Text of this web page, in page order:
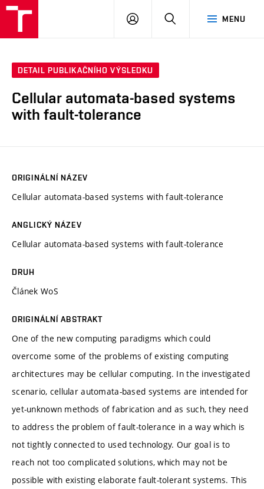
MENU
PŘIHLÁSIT
DETAIL PUBLIKAČNÍHO VÝSLEDKU
Cellular automata-based systems
with fault-tolerance
ORIGINÁLNÍ NÁZEV
Cellular automata-based systems with fault-tolerance
ANGLICKÝ NÁZEV
Cellular automata-based systems with fault-tolerance
DRUH
Článek WoS
ORIGINÁLNÍ ABSTRAKT
One of the new computing paradigms which could
overcome some of the problems of existing computing
architectures may be cellular computing. In the investigated
scenario, cellular automata-based systems are intended for
yet-unknown methods of fabrication and as such, they need
to address the problem of fault-tolerance in a way which is
not tightly connected to used technology. Our goal is to
reach not too complicated solutions, which may not be
possible with existing elaborate fault-tolerant systems. This